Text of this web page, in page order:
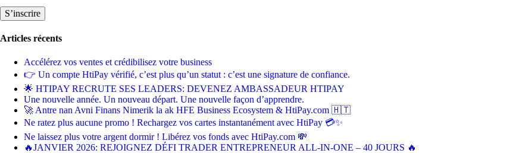
S’inscrire
Articles récents
Accélérez vos ventes et crédibilisez votre business
👉 Un compte HtiPay vérifié, c’est plus qu’un statut : c’est une signature de confiance.
🌟 HTIPAY RECRUTE SES LEADERS: DEVENEZ AMBASSADEUR HTIPAY
Une nouvelle année. Un nouveau départ. Une nouvelle façon d’apprendre.
🚀 Antre nan Avni Finans Nimerik la ak HFE Business Ecosystem & HtiPay.com 🇭🇹
Ne ratez plus aucune promo ! Rechargez vos cartes instantanément avec HtiPay 💳✨
Ne laissez plus votre argent dormir ! Libérez vos fonds avec HtiPay.com 💸
🔥JANVIER 2026: REJOIGNEZ DÉFI TRADER ENTREPRENEUR ALL-IN-ONE – 40 JOURS 🔥